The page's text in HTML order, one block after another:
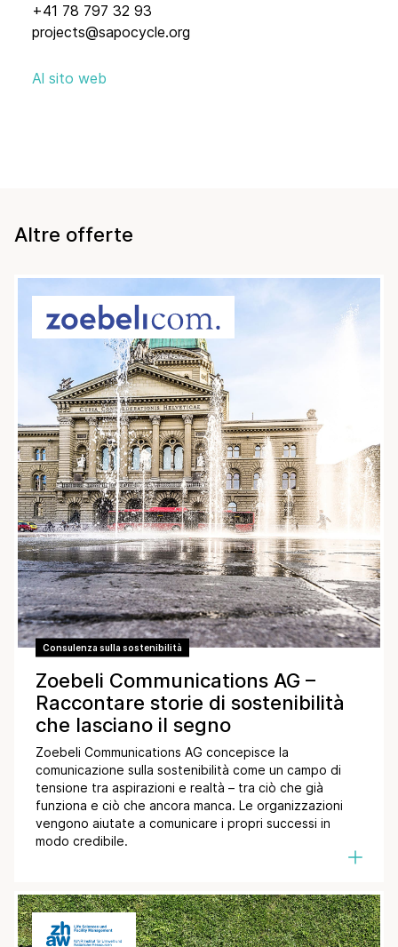
+41 78 797 32 93
projects@sapocycle.org
Al sito web
Altre offerte
Consulenza sulla sostenibilità
Zoebeli Communications AG –
Raccontare storie di sostenibilità
che lasciano il segno
Zoebeli Communications AG concepisce la
comunicazione sulla sostenibilità come un campo di
tensione tra aspirazioni e realtà – tra ciò che già
funziona e ciò che ancora manca. Le organizzazioni
vengono aiutate a comunicare i propri successi in
modo credibile.